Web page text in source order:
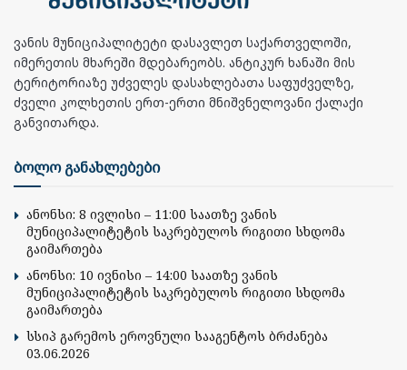
ვანის მუნიციპალიტეტი დასავლეთ საქართველოში,
იმერეთის მხარეში მდებარეობს. ანტიკურ ხანაში მის
ტერიტორიაზე უძველეს დასახლებათა საფუძველზე,
ძველი კოლხეთის ერთ-ერთი მნიშვნელოვანი ქალაქი
განვითარდა.
ბოლო განახლებები
ანონსი: 8 ივლისი – 11:00 საათზე ვანის
მუნიციპალიტეტის საკრებულოს რიგითი სხდომა
გაიმართება
ანონსი: 10 ივნისი – 14:00 საათზე ვანის
მუნიციპალიტეტის საკრებულოს რიგითი სხდომა
გაიმართება
სსიპ გარემოს ეროვნული სააგენტოს ბრძანება
03.06.2026